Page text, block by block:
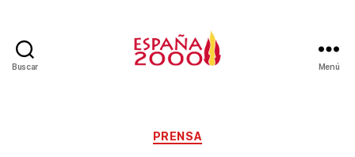
Buscar Menú
PRENSA